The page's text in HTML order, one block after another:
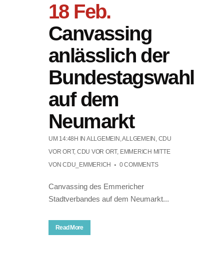
18 Feb.
Canvassing
anlässlich der
Bundestagswahl
auf dem
Neumarkt
UM 14:48H IN ALLGEMEIN ,ALLGEMEIN , CDU
VOR ORT, CDU VOR ORT, EMMERICH MITTE
VONCDU_EMMERICH 0 COMMENTS
Canvassing des Emmericher
Stadtverbandes auf dem Neumarkt...
Read More